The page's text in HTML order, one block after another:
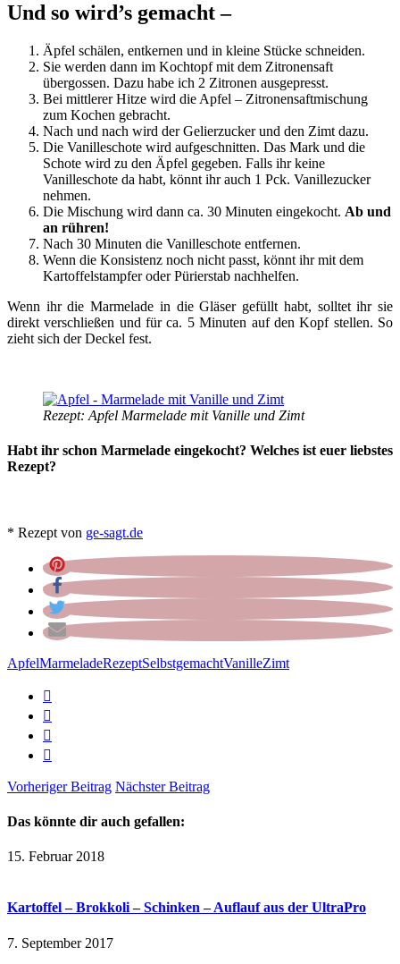
Und so wird’s gemacht –
Äpfel schälen, entkernen und in kleine Stücke schneiden.
Sie werden dann im Kochtopf mit dem Zitronensaft
übergossen. Dazu habe ich 2 Zitronen ausgepresst.
Bei mittlerer Hitze wird die Apfel – Zitronensaftmischung
zum Kochen gebracht.
Nach und nach wird der Gelierzucker und den Zimt dazu.
Die Vanilleschote wird aufgeschnitten. Das Mark und die
Schote wird zu den Äpfel gegeben. Falls ihr keine
Vanilleschote da habt, könnt ihr auch 1 Pck. Vanillezucker
nehmen.
Die Mischung wird dann ca. 30 Minuten eingekocht. Ab und
an rühren!
Nach 30 Minuten die Vanilleschote entfernen.
Wenn die Konsistenz noch nicht passt, könnt ihr mit dem
Kartoffelstampfer oder Pürierstab nachhelfen.
Wenn ihr die Marmelade in die Gläser gefüllt habt, solltet ihr sie
direkt verschließen und für ca. 5 Minuten auf den Kopf stellen. So
zieht sich der Deckel fest.
Rezept: Apfel Marmelade mit Vanille und Zimt
Habt ihr schon Marmelade eingekocht? Welches ist euer liebstes
Rezept?
* Rezept von ge-sagt.de
ApfelMarmeladeRezeptSelbstgemachtVanilleZimt
Vorheriger Beitrag Nächster Beitrag
Das könnte dir auch gefallen:
15. Februar 2018
Kartoffel – Brokkoli – Schinken – Auflauf aus der UltraPro
7. September 2017